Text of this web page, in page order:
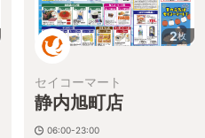
2枚
セイコーマート
静内旭町店
06:00-23:00